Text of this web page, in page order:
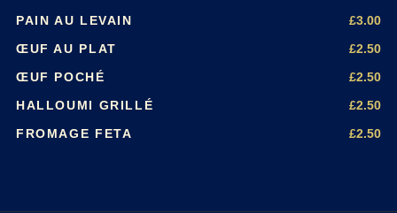
PAIN AU LEVAIN £3.00
ŒUF AU PLAT £2.50
ŒUF POCHÉ £2.50
HALLOUMI GRILLÉ £2.50
FROMAGE FETA £2.50